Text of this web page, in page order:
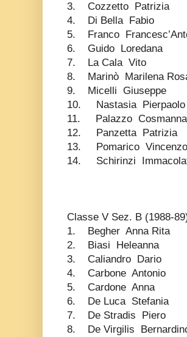
3. Cozzetto Patrizia
4. Di Bella Fabio
5. Franco
6. Guido Loredana
7. La Cala Vito
8. Marinò Marilena
9. Micelli Giuseppe
10. Nastasia Pierpaolo
11. Palazzo Cosmanna
12. Panzetta Patrizia
13. Pomarico Vincenzo
14. Schirinzi
Classe V Sez. B (1988-
1. Begher Anna Rita
2. Biasi Heleanna
3. Caliandro Dario
4. Carbone Antonio
5. Cardone Anna
6. De Luca Stefania
7. De Stradis Piero
8. De Virgilis